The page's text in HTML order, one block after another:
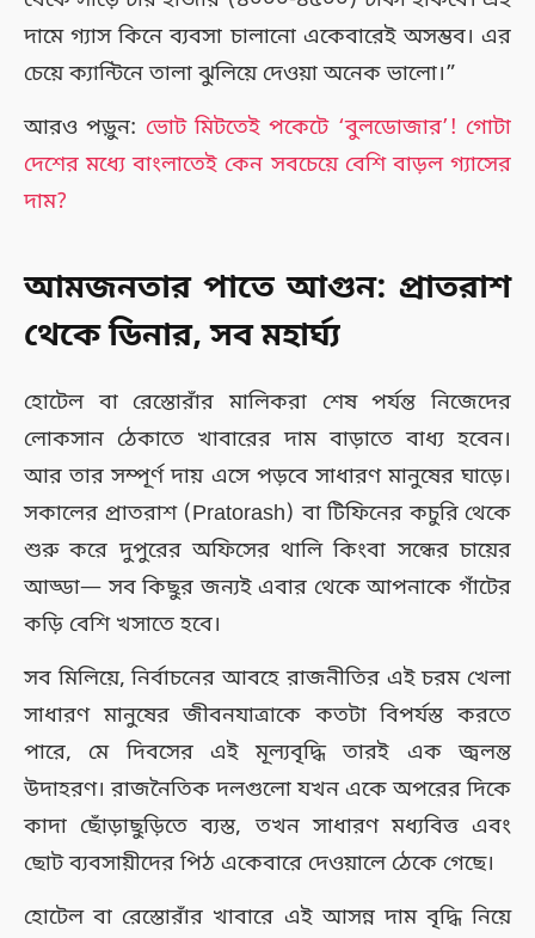
দামে গ্যাস কিনে ব্যবসা চালানো একেবারেই অসম্ভব। এর
চেয়ে ক্যান্টিনে তালা ঝুলিয়ে দেওয়া অনেক ভালো।”
আরও পড়ুন: ভোট মিটতেই পকেটে ‘বুলডোজার’! গোটা
দেশের মধ্যে বাংলাতেই কেন সবচেয়ে বেশি বাড়ল গ্যাসের
দাম?
আমজনতার পাতে আগুন: প্রাতরাশ
থেকে ডিনার, সব মহার্ঘ্য
হোটেল বা রেস্তোরাঁর মালিকরা শেষ পর্যন্ত নিজেদের
লোকসান ঠেকাতে খাবারের দাম বাড়াতে বাধ্য হবেন।
আর তার সম্পূর্ণ দায় এসে পড়বে সাধারণ মানুষের ঘাড়ে।
সকালের প্রাতরাশ (Pratorash) বা টিফিনের কচুরি থেকে
শুরু করে দুপুরের অফিসের থালি কিংবা সন্ধের চায়ের
আড্ডা— সব কিছুর জন্যই এবার থেকে আপনাকে গাঁটের
কড়ি বেশি খসাতে হবে।
সব মিলিয়ে, নির্বাচনের আবহে রাজনীতির এই চরম খেলা
সাধারণ মানুষের জীবনযাত্রাকে কতটা বিপর্যস্ত করতে
পারে, মে দিবসের এই মূল্যবৃদ্ধি তারই এক জ্বলন্ত
উদাহরণ। রাজনৈতিক দলগুলো যখন একে অপরের দিকে
কাদা ছোঁড়াছুড়িতে ব্যস্ত, তখন সাধারণ মধ্যবিত্ত এবং
ছোট ব্যবসায়ীদের পিঠ একেবারে দেওয়ালে ঠেকে গেছে।
হোটেল বা রেস্তোরাঁর খাবারে এই আসন্ন দাম বৃদ্ধি নিয়ে